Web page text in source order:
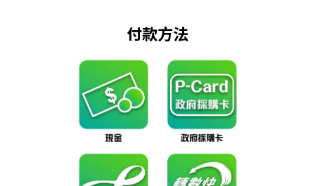
付款方法